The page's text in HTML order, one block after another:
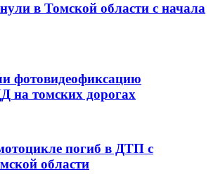
в Томской области с начала
фотовидеофиксацию
на томских дорогах
погиб в ДТП с
области